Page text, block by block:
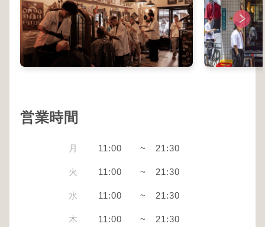
営業時間
月 11:00 ~ 21:30
火 11:00 ~ 21:30
水 11:00 ~ 21:30
木 11:00 ~ 21:30